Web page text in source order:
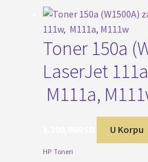
Toner 150a
LaserJet
M111a,
U Korpu
HP, Toneri